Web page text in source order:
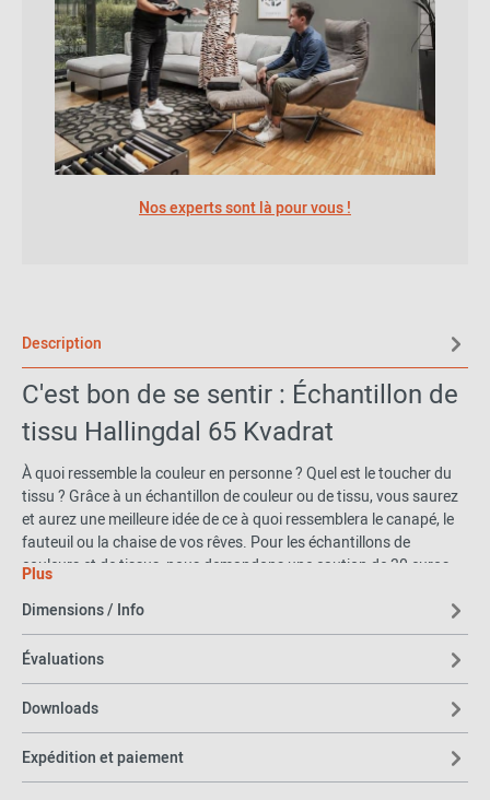
Nos experts sont là pour vous !
Description
C'est bon de se sentir : Échantillon de
tissu Hallingdal 65 Kvadrat
À quoi ressemble la couleur en personne ? Quel est le toucher du
tissu ? Grâce à un échantillon de couleur ou de tissu, vous saurez
et aurez une meilleure idée de ce à quoi ressemblera le canapé, le
fauteuil ou la chaise de vos rêves. Pour les échantillons de
couleurs et de tissus, nous demandons une caution de 30 euros
Il suffit de nous renvoyer la carte d'échantillon. Nous vous
rembourserons ensuite la caution.
Nous espérons que vous aimez regarder, sentir et être inspiré !
Plus
Dimensions / Info
Évaluations
Downloads
Expédition et paiement